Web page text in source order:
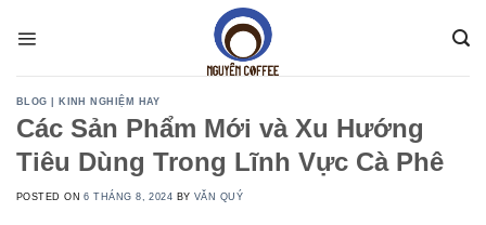
BLOG | KINH NGHIỆM HAY
Các Sản Phẩm Mới và Xu Hướng
Tiêu Dùng Trong Lĩnh Vực Cà Phê
POSTED ON6 THÁNG 8, 2024 BYVĂN QUÝ